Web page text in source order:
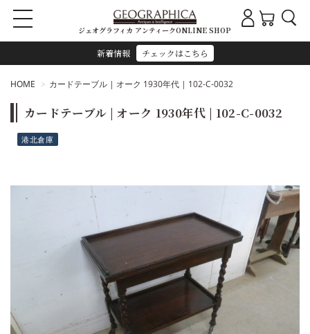
新着情報 チェックはこちら
ジェオグラフィカ アンティークONLINE SHOP
HOME カードテーブル | オーク 1930年代 | 102-C-0032
カードテーブル | オーク 1930年代 | 102-C-0032
港北倉庫